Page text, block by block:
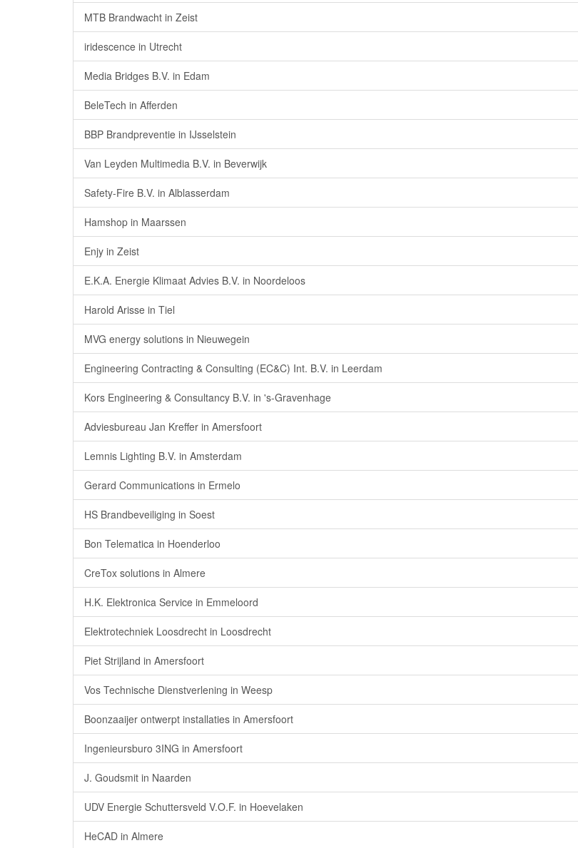
MTB Brandwacht in Zeist
iridescence in Utrecht
Media Bridges B.V. in Edam
BeleTech in Afferden
BBP Brandpreventie in IJsselstein
Van Leyden Multimedia B.V. in Beverwijk
Safety-Fire B.V. in Alblasserdam
Hamshop in Maarssen
Enjy in Zeist
E.K.A. Energie Klimaat Advies B.V. in Noordeloos
Harold Arisse in Tiel
MVG energy solutions in Nieuwegein
Engineering Contracting & Consulting (EC&C) Int. B.V. in Leerdam
Kors Engineering & Consultancy B.V. in 's-Gravenhage
Adviesbureau Jan Kreffer in Amersfoort
Lemnis Lighting B.V. in Amsterdam
Gerard Communications in Ermelo
HS Brandbeveiliging in Soest
Bon Telematica in Hoenderloo
CreTox solutions in Almere
H.K. Elektronica Service in Emmeloord
Elektrotechniek Loosdrecht in Loosdrecht
Piet Strijland in Amersfoort
Vos Technische Dienstverlening in Weesp
Boonzaaijer ontwerpt installaties in Amersfoort
Ingenieursburo 3ING in Amersfoort
J. Goudsmit in Naarden
UDV Energie Schuttersveld V.O.F. in Hoevelaken
HeCAD in Almere